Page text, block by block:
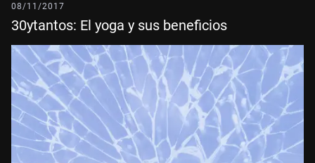
08/11/2017
30ytantos: El yoga y sus beneficios